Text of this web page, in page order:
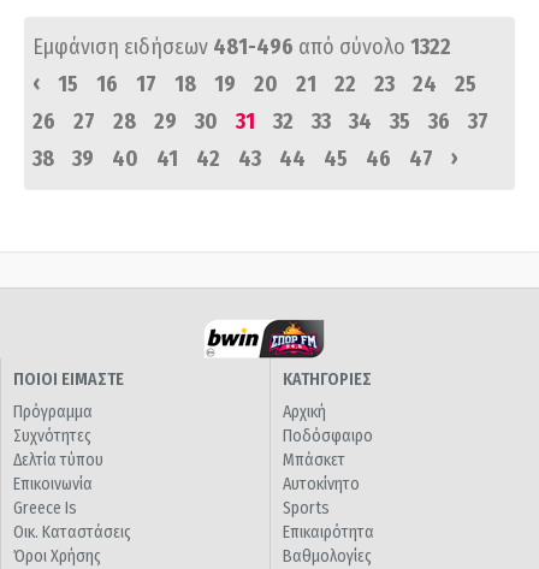
Εμφάνιση ειδήσεων 481-496 από σύνολο 1322
‹
15 16 17 18 19 20 21 22 23 24
25
26
27 28 29 30 31 32 33 34 35 36
37
38
39 40 41 42 43 44 45 46 47 ›
ΠΟΙΟΙ ΕΙΜΑΣΤΕ
Πρόγραμμα
Συχνότητες
Δελτία τύπου
Επικοινωνία
Greece Is
Οικ. Καταστάσεις
Όροι Χρήσης
ΚΑΤΗΓΟΡΙΕΣ
Αρχική
Ποδόσφαιρο
Μπάσκετ
Αυτοκίνητο
Sports
Επικαιρότητα
Βαθμολογίες